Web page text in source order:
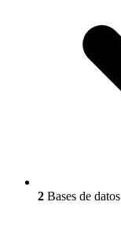
2 Bases de datos